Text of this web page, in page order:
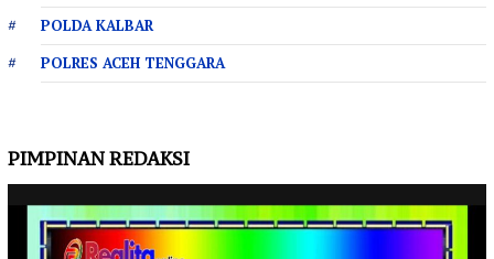
POLDA KALBAR
POLRES ACEH TENGGARA
PIMPINAN REDAKSI